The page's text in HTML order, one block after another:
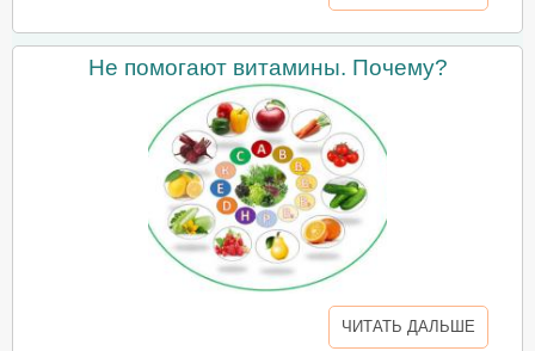
Не помогают витамины. Почему?
ЧИТАТЬ ДАЛЬШЕ